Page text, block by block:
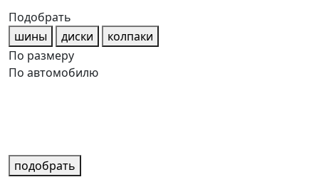
Подобрать
шины
диски
колпаки
По размеру
По автомобилю
подобрать